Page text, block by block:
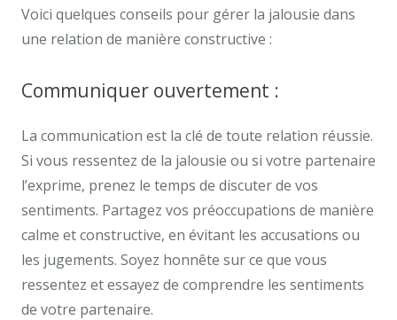
Voici quelques conseils pour gérer la jalousie dans
une relation de manière constructive :
Communiquer ouvertement :
La communication est la clé de toute relation réussie.
Si vous ressentez de la jalousie ou si votre partenaire
l’exprime, prenez le temps de discuter de vos
sentiments. Partagez vos préoccupations de manière
calme et constructive, en évitant les accusations ou
les jugements. Soyez honnête sur ce que vous
ressentez et essayez de comprendre les sentiments
de votre partenaire.